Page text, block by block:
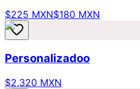
$225 MXN$180 MXN
Personalizadoo
$2,320 MXN